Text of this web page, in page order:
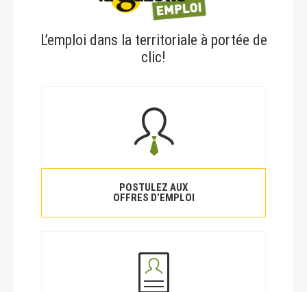
L’emploi dans la territoriale à portée de
clic!
POSTULEZ AUX
OFFRES D’EMPLOI